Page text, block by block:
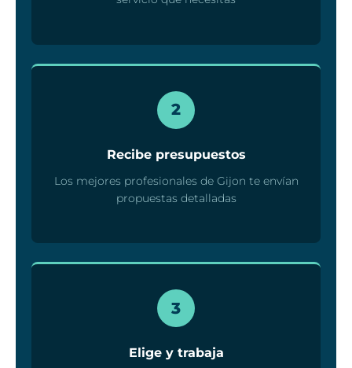
2
Recibe presupuestos
Los mejores profesionales de Gijon te envían
propuestas detalladas
3
Elige y trabaja